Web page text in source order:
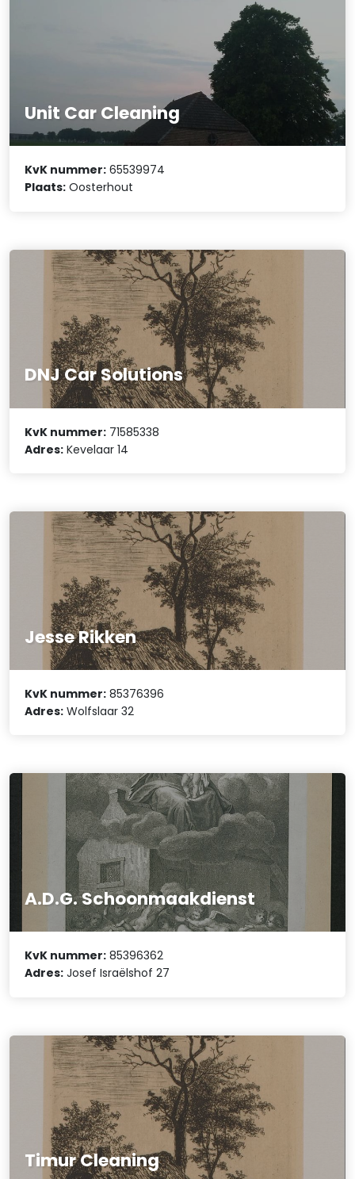
Unit Car Cleaning
KvK nummer: 65539974
Plaats: Oosterhout
DNJ Car Solutions
KvK nummer: 71585338
Adres: Kevelaar 14
Jesse Rikken
KvK nummer: 85376396
Adres: Wolfslaar 32
A.D.G. Schoonmaakdienst
KvK nummer: 85396362
Adres: Josef Israëlshof 27
Timur Cleaning